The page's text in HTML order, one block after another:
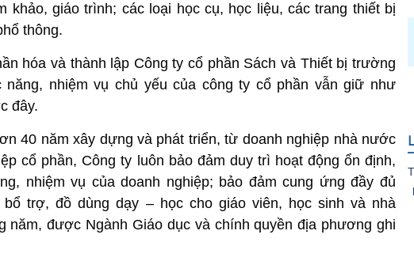
khảo, giáo trình; các loại học cụ, học liệu, các trang thiết bị
thông.
hóa và thành lập Công ty cổ phần Sách và Thiết bị trường
năng, nhiệm vụ chủ yếu của công ty cổ phần vẫn giữ như
đây.
40 năm xây dựng và phát triển, từ doanh nghiệp nhà nước
cổ phần, Công ty luôn bảo đảm duy trì hoạt động ổn định,
nhiệm vụ của doanh nghiệp; bảo đảm cung ứng đầy đủ
bổ trợ, đồ dùng dạy – học cho giáo viên, học sinh và nhà
năm, được Ngành Giáo dục và chính quyền địa phương ghi